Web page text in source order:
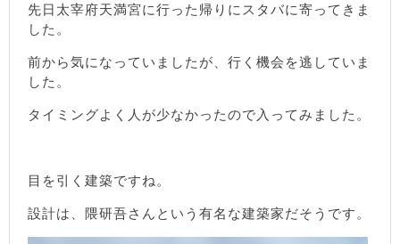
先日太宰府天満宮に行った帰りにスタバに寄ってきま
した。
前から気になっていましたが、行く機会を逃していま
した。
タイミングよく人が少なかったので入ってみました。
目を引く建築ですね。
設計は、隈研吾さんという有名な建築家だそうです。